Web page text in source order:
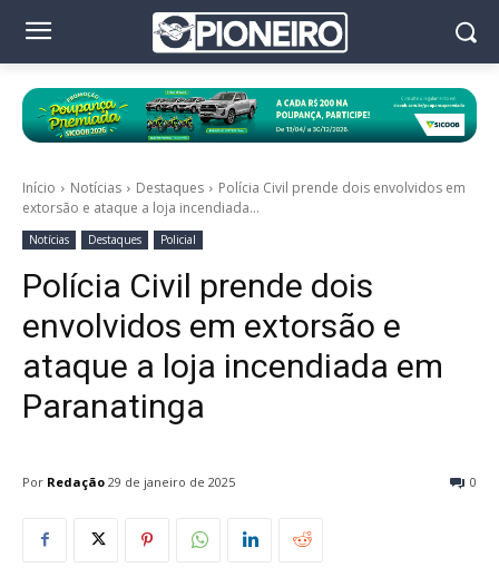
Início Notícias Destaques
Polícia Civil prende dois envolvidos em
extorsão e ataque a loja incendiada...
Notícias Destaques Policial
Polícia Civil prende dois
envolvidos em extorsão e
ataque a loja incendiada em
Paranatinga
Por Redação 0
29 de janeiro de 2025